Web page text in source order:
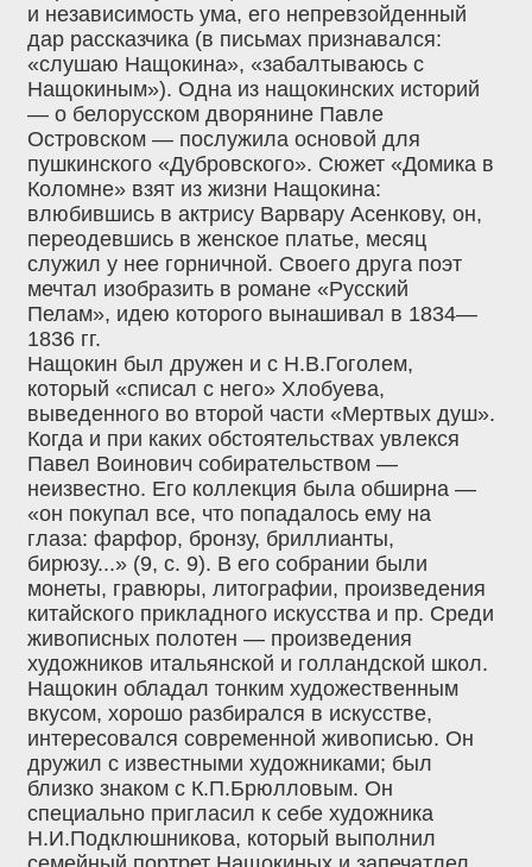
и независимость ума, его непревзойденный
дар рассказчика (в письмах признавался:
«слушаю Нащокина», «забалтываюсь с
Нащокиным»). Одна из нащокинских историй
— о белорусском дворянине Павле
Островском — послужила основой для
пушкинского «Дубровского». Сюжет «Домика в
Коломне» взят из жизни Нащокина:
влюбившись в актрису Варвару Асенкову, он,
переодевшись в женское платье, месяц
служил у нее горничной. Своего друга поэт
мечтал изобразить в романе «Русский
Пелам», идею которого вынашивал в 1834—
1836 гг.
Нащокин был дружен и с Н.В.Гоголем,
который «списал с него» Хлобуева,
выведенного во второй части «Мертвых душ».
Когда и при каких обстоятельствах увлекся
Павел Воинович собирательством —
неизвестно. Его коллекция была обширна —
«он покупал все, что попадалось ему на
глаза: фарфор, бронзу, бриллианты,
бирюзу...» (9, с. 9). В его собрании были
монеты, гравюры, литографии, произведения
китайского прикладного искусства и пр. Среди
живописных полотен — произведения
художников итальянской и голландской школ.
Нащокин обладал тонким художественным
вкусом, хорошо разбирался в искусстве,
интересовался современной живописью. Он
дружил с известными художниками; был
близко знаком с К.П.Брюлловым. Он
специально пригласил к себе художника
Н.И.Подклюшникова, который выполнил